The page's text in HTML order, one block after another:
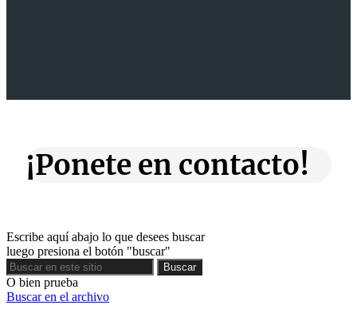
¡Ponete en contacto!
Escribe aquí abajo lo que desees buscar
luego presiona el botón "buscar"
Buscar
Buscar
O bien prueba
Buscar en el archivo